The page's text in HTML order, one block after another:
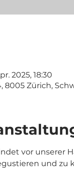
2025, 18:30
8005 Zürich,
vor unserer
und zu